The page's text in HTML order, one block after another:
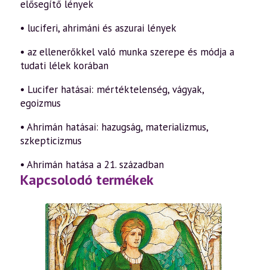
elősegítő lények
• luciferi, ahrimáni és aszurai lények
• az ellenerőkkel való munka szerepe és módja a
tudati lélek korában
• Lucifer hatásai: mértéktelenség, vágyak,
egoizmus
• Ahrimán hatásai: hazugság, materializmus,
szkepticizmus
• Ahrimán hatása a 21. században
Kapcsolodó termékek